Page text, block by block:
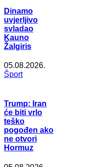
Dinamo
uvjerljivo
svladao
Kauno
Žalgiris
05.08.2026.
Šport
Trump: Iran
će biti vrlo
teško
pogođen ako
ne otvori
Hormuz